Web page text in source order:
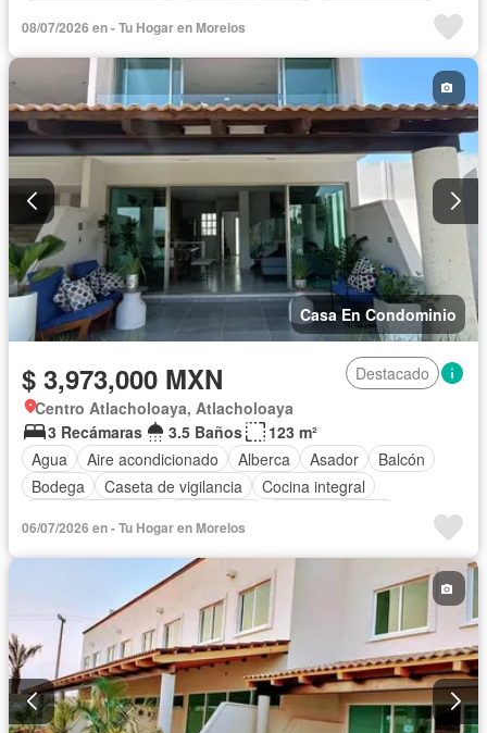
Estacionamiento
Jardín
Recámara con closet
Seguridad
Terraza Vista panorámica
Zonas verdes
Sin amueblar
08/07/2026 en - Tu Hogar en Morelos
Casa En Condominio
$ 3,973,000 MXN
Destacado
Centro Atlacholoaya, Atlacholoaya
3 Recámaras
3.5 Baños
123 m²
Agua
Aire acondicionado Alberca Asador
Balcón
Bodega
Caseta de vigilancia
Cocina integral
Gimnasio
Internet Jardín
Seguridad Terraza
Vista panorámica
Zonas verdes Sin amueblar
06/07/2026 en - Tu Hogar en Morelos